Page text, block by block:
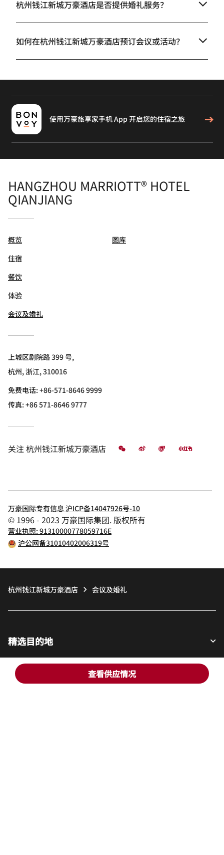
查看供应情况
杭州钱江新城万豪酒店是否提供婚礼服务？
如何在杭州钱江新城万豪酒店预订会议或活动？
使用万豪旅享家手机 App 开启您的住宿之旅
HANGZHOU MARRIOTT® HOTEL
QIANJIANG
概览
住宿
餐饮
体验
会议及婚礼
图库
上城区剧院路 399 号,
杭州, 浙江, 310016
免费电话:+86-571-8646 9999
传真:+86 571-8646 9777
关注杭州钱江新城万豪酒店 微信 微博 飞猪 小红书
万豪国际专有信息 沪ICP备14047926号-10
© 1996 - 2023 万豪国际集团. 版权所有
营业执照: 91310000778059716E
沪公网备31010402006319号
杭州钱江新城万豪酒店 会议及婚礼
精选目的地
宾客适用